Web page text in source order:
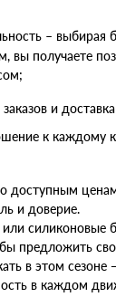
– выбирая
вы получаете
и
к каждому
доступным
и доверие.
силиконовые
предложить
в этом
в каждом